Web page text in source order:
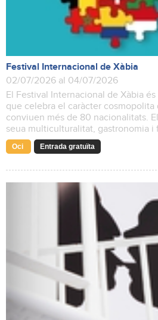
Festival Internacional de Xàbia
02/07/2026 al 04/07/2026
El Festival Internacional de Xàbia
que celebra el caràcter cosmopolita
conviuen més de 80 nacionalitats.
seua multiculturalitat, gastronomia i
Oci Entrada gratuïta